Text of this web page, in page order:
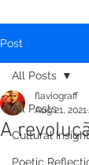
Post
All Posts
Cultural
Poetic
All Posts
A
flaviograff
Aug 21, 2021